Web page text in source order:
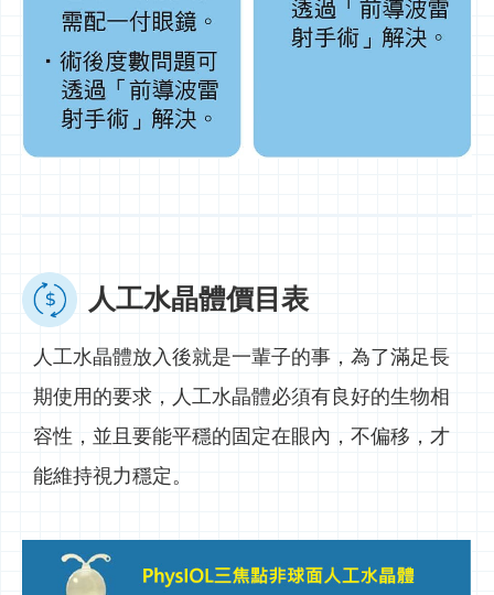
人工水晶體價目表
人工水晶體放入後就是一輩子的事，為了滿足長
期使用的要求，人工水晶體必須有良好的生物相
容性，並且要能平穩的固定在眼內，不偏移，才
能維持視力穩定。